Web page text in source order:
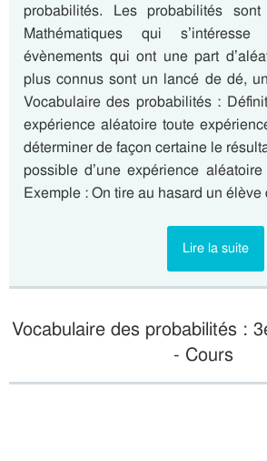
probabilités. Les probabilités
Mathématiques qui
évènements qui ont une part
plus connus sont un lancé de dé,
Vocabulaire des probabilités :
expérience aléatoire toute
déterminer de façon certaine le
possible d’une expérience
Exemple : On tire au hasard un élève
Lire la suite
Vocabulaire des probabilités :
- Cours